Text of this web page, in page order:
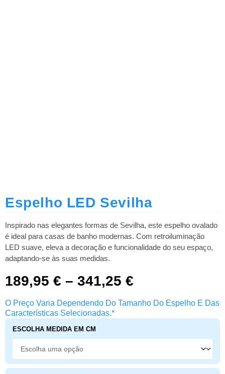
Espelho LED Sevilha
Inspirado nas elegantes formas de Sevilha, este espelho ovalado
é ideal para casas de banho modernas. Com retroiluminação
LED suave, eleva a decoração e funcionalidade do seu espaço,
adaptando-se às suas medidas.
189,95 € – 341,25 €
O Preço Varia Dependendo Do Tamanho Do Espelho E Das
Características Selecionadas.*
ESCOLHA MEDIDA EM CM